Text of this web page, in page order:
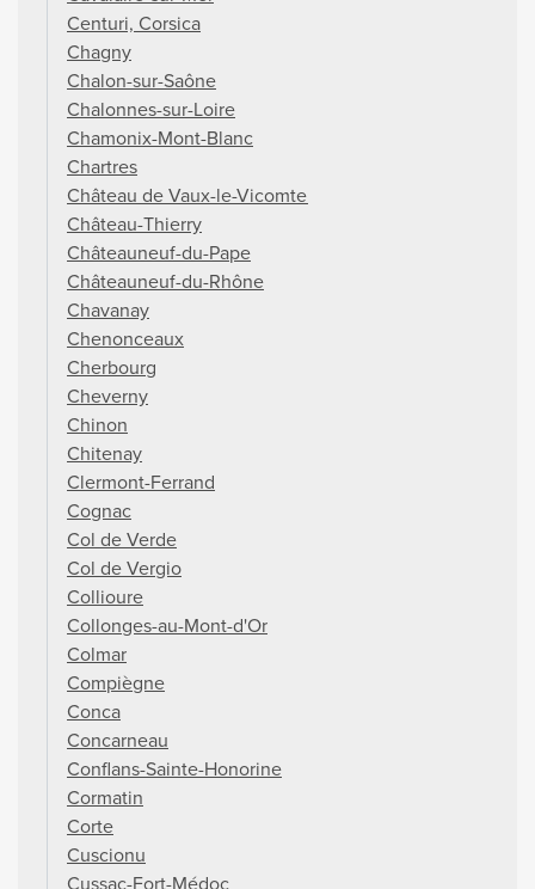
Centuri, Corsica
Chagny
Chalon-sur-Saône
Chalonnes-sur-Loire
Chamonix-Mont-Blanc
Chartres
Château de Vaux-le-Vicomte
Château-Thierry
Châteauneuf-du-Pape
Châteauneuf-du-Rhône
Chavanay
Chenonceaux
Cherbourg
Cheverny
Chinon
Chitenay
Clermont-Ferrand
Cognac
Col de Verde
Col de Vergio
Collioure
Collonges-au-Mont-d'Or
Colmar
Compiègne
Conca
Concarneau
Conflans-Sainte-Honorine
Cormatin
Corte
Cuscionu